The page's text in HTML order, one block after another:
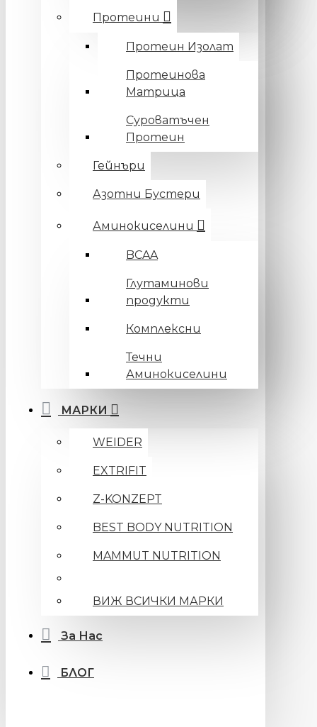
Протеини
Протеин Изолат
Протеинова
Матрица
Суроватъчен
Протеин
Гейнъри
Азотни Бустери
Аминокиселини
BCAA
Глутаминови
продукти
Комплексни
Течни
Аминокиселини
МАРКИ
WEIDER
EXTRIFIT
Z-KONZEPT
BEST BODY NUTRITION
MAMMUT NUTRITION
ВИЖ ВСИЧКИ МАРКИ
За Нас
БЛОГ